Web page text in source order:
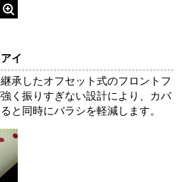
イ
承したオフセット式のフロントフ
く振りすぎない設計により、カバ
と同時にバラシを軽減します。